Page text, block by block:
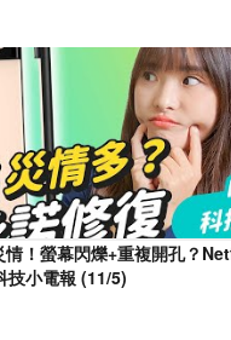
！螢幕閃爍+重複開孔？
技小電報 (11/5)